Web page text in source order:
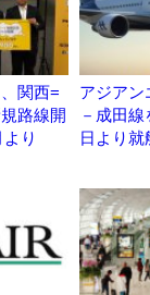
関西=
路線開
り
アジアン
－成田
日より就